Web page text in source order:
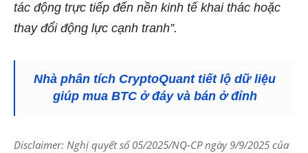
tác động trực tiếp đến nền kinh tế khai thác hoặc
thay đổi động lực cạnh tranh”.
Nhà phân tích CryptoQuant tiết lộ dữ liệu
giúp mua BTC ở đáy và bán ở đỉnh
Disclaimer: Nghị quyết số 05/2025/NQ-CP ngày 9/9/2025 của